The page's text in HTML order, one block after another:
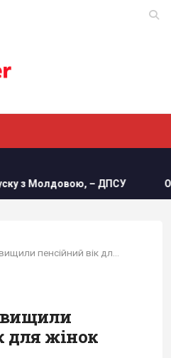
– ДПСУ Одеса вночі
для жінок